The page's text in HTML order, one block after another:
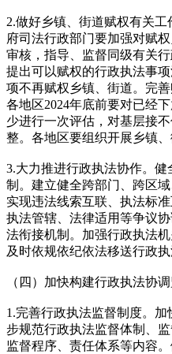
2.做好乡镇、街道赋权有关
府司法行政部门要加强对赋
审核，指导、监督同级有关
提出可以赋权的行政执法事
项不再赋权乡镇、街道。完
各地区2024年底前要对已经
少进行一次评估，对基层接
整。各地区要组织开展乡镇
3.大力推进行政执法协作。
制。建立健全跨部门、跨区
实现违法线索互联、执法标
执法管辖、法律适用等争议
法衔接机制。加强行政执法
及时依规依纪依法移送行政
（四）加快构建行政执法协
1.完善行政执法监督制度。
步规范行政执法监督体制、
监督程序、责任体系等内容